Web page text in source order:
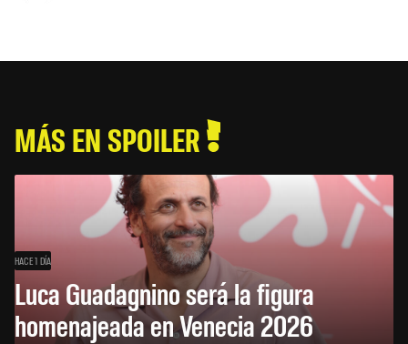
MÁS EN SPOILER
HACE 1 DÍA
Luca Guadagnino será la figura
homenajeada en Venecia 2026